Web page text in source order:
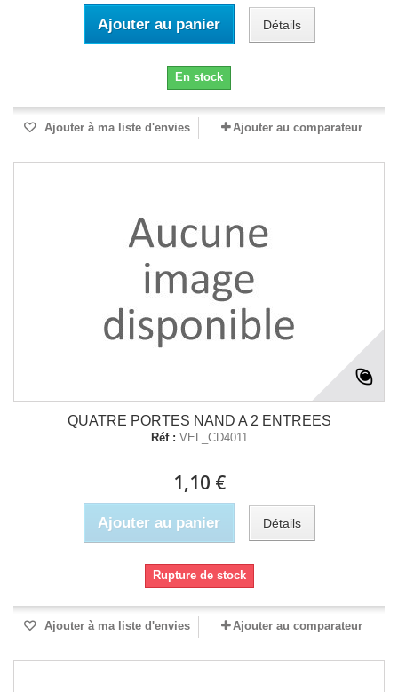
Ajouter au panier Détails
En stock
Ajouter à ma liste d'envies Ajouter au comparateur
QUATRE PORTES NAND A 2 ENTREES
Réf : VEL_CD4011
1,10 €
Ajouter au panier Détails
Rupture de stock
Ajouter à ma liste d'envies Ajouter au comparateur